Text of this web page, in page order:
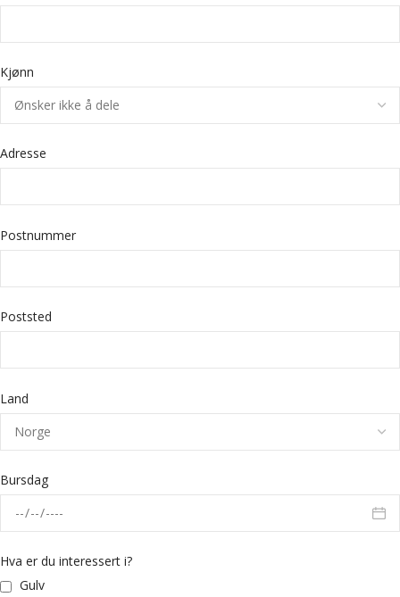
Kjønn
Adresse
Postnummer
Poststed
Land
Bursdag
Hva er du interessert i?
Gulv